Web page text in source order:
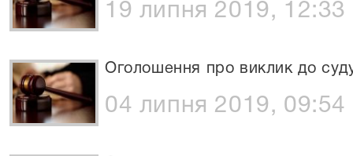
19 липня 2019, 12:33
Оголошення про виклик до
04 липня 2019, 09:54